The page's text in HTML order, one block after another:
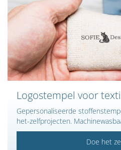
Logostempel voor
Gepersonaliseerde
het-zelfprojecten.
Doe het